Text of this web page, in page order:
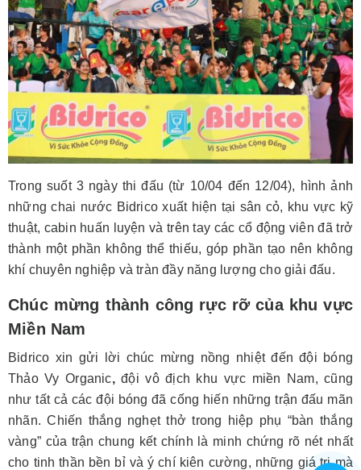
Trong suốt 3 ngày thi đấu (từ 10/04 đến 12/04), hình ảnh
những chai nước Bidrico xuất hiện tại sân cỏ, khu vực kỹ
thuật, cabin huấn luyện và trên tay các cổ động viên đã trở
thành một phần không thể thiếu, góp phần tạo nên không
khí chuyên nghiệp và tràn đầy năng lượng cho giải đấu.
Chúc mừng thành công rực rỡ của khu vực
Miền Nam
Bidrico xin gửi lời chúc mừng nồng nhiệt đến đội bóng
Thảo Vy Organic,đội vô địch khu vực miền Nam, cũng
như tất cả các đội bóng đã cống hiến những trận đấu mãn
nhãn. Chiến thắng nghẹt thở trong hiệp phụ “bàn thắng
vàng” của trận chung kết chính là minh chứng rõ nét nhất
cho tinh thần bền bỉ và ý chí kiên cường, những giá trị mà